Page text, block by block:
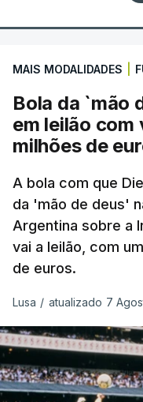
MAIS MODALIDADES
Bola da `mão
em leilão com
milhões de
A bola com que
da 'mão de deus'
Argentina sobre a
vai a leilão, com
de euros.
Lusa / atualizado 7